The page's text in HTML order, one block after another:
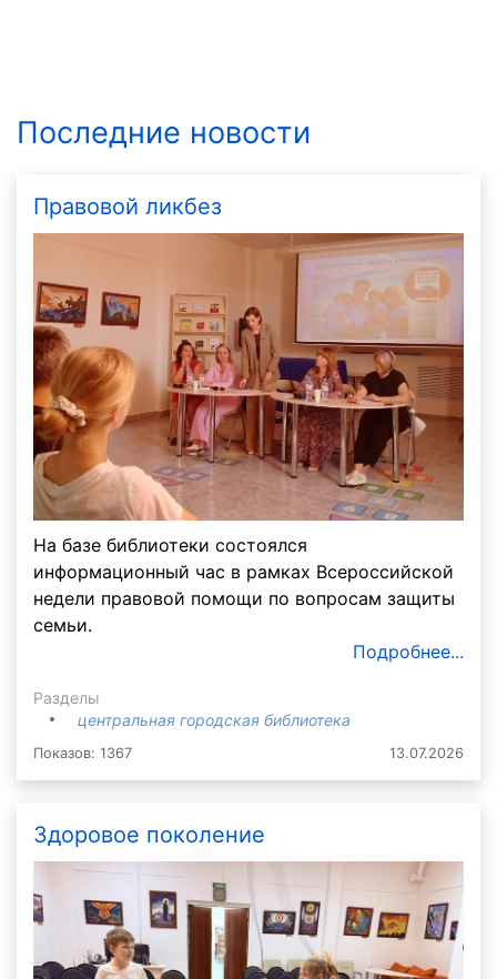
Последние новости
Правовой ликбез
На базе библиотеки состоялся
информационный час в рамках Всероссийской
недели правовой помощи по вопросам защиты
семьи.
Подробнее...
Разделы
центральная городская библиотека
Показов: 1367 13.07.2026
Здоровое поколение